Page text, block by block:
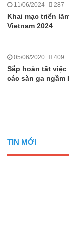
11/06/2024 287
Khai mạc triển
Vietnam 2024
05/06/2020 409
Sắp hoàn tất
các sàn ga ngầm
TIN MỚI